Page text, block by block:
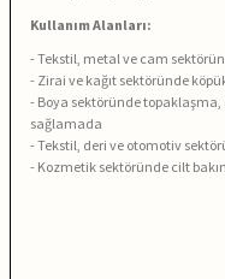
Kullanım Alanları:
- Tekstil, metal ve cam
- Zirai ve kağıt sektöründe
- Boya sektöründe
sağlamada
- Tekstil, deri ve otomotiv
- Kozmetik sektöründe cilt